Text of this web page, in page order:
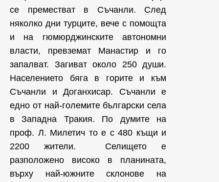
се преместват в Съчанли. След
няколко дни турците, вече с помощта
и на гюмюрджинските автономни
власти, превземат Манастир и го
запалват. Загиват около 250 души.
Населението бяга в горите и към
Съчанли и Доганхисар. Съчанли е
едно от най-големите български села
в Западна Тракия. По думите на
проф. Л. Милетич то е с 480 къщи и
2200 жители. Селището е
разположено високо в планината,
върху най-южните склонове на